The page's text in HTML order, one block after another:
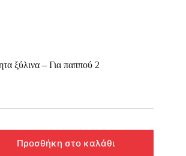
ξύλινα – Για παππού 2
Προσθήκη στο καλάθι